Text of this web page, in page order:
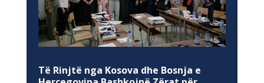
Të Rinjtë nga Kosova dhe Bosnja e